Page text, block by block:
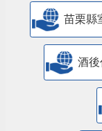
苗栗縣
酒後